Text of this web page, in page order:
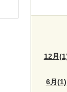
12月
6月(1)